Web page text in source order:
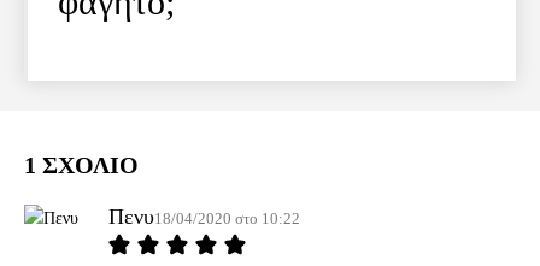
1 ΣΧΟΛΙΟ
Πενυ18/04/2020 στο 10:22